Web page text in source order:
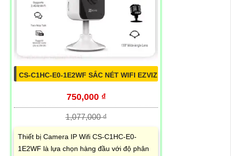
CS-C1HC-E0-1E2WF SẮC NÉT WIFI EZVIZ
750,000 ₫
1,077,000 ₫
Thiết bị Camera IP Wifi CS-C1HC-E0-
1E2WF là lựa chọn hàng đầu với độ phân